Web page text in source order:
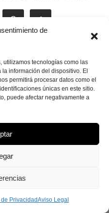
de
utilizamos tecnologías como las
información del dispositivo. El
permitirá procesar datos como el
únicas en este sitio.
puede afectar negativamente a
PrivacidadAviso Legal
2025